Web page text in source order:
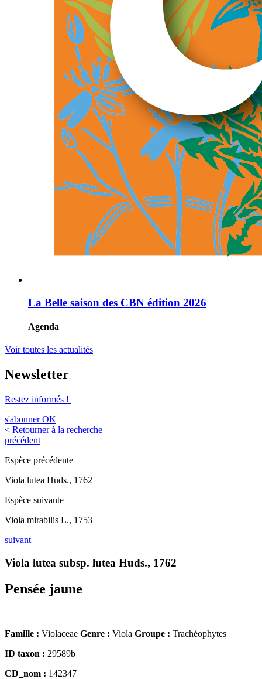
La Belle saison des CBN édition 2026
Agenda
Voir toutes les actualités
Newsletter
Restez informés !
s'abonner OK
< Retourner à la recherche
précédent
Espèce précédente
Viola lutea Huds., 1762
Espèce suivante
Viola mirabilis L., 1753
suivant
Viola lutea subsp. lutea Huds., 1762
Pensée jaune
Famille : Violaceae Genre : Viola Groupe : Trachéophytes
ID taxon : 29589b
CD_nom : 142347